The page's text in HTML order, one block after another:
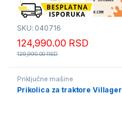
SKU: 040716
124,990.00 RSD
129,990.00RSD
Priključne mašine
Prikolica za traktore Villager